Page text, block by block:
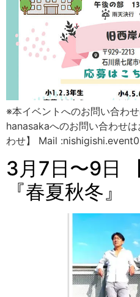
※本イベントへのお問い合わ
hanasakaへのお問い合わせ
わせ】 Mail
3月7日〜9日
『春夏秋冬』